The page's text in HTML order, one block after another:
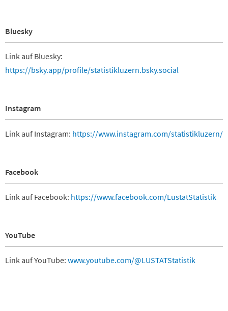
Bluesky
Link auf Bluesky:
https://bsky.app/profile/statistikluzern.bsky.social
Instagram
Link auf Instagram: https://www.instagram.com/statistikluzern/
Facebook
Link auf Facebook: https://www.facebook.com/LustatStatistik
YouTube
Link auf YouTube: www.youtube.com/@LUSTATStatistik